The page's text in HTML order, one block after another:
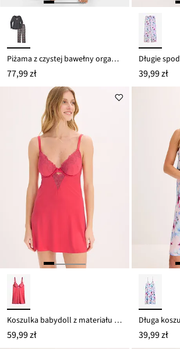
Piżama z czystej bawełny organicznej
77,99 zł 39,99 zł
Koszulka babydoll z materiału z połyskiem i błyszczącym haftem w kwiaty
59,99 zł 39,99 zł